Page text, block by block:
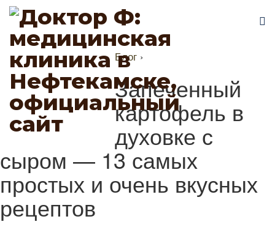
Блог ›
Запеченный
картофель в
духовке с
сыром — 13 самых
простых и очень вкусных
рецептов